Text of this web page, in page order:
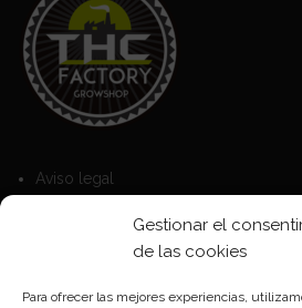
Gestionar el
de las cookies
Para ofrecer las mejores experiencias,
Aviso legal
Política de privacidad